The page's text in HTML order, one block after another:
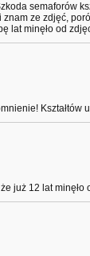
semaforów
znam ze zdjęć,
lat minęło od
Kształtów
już 12 lat minęło